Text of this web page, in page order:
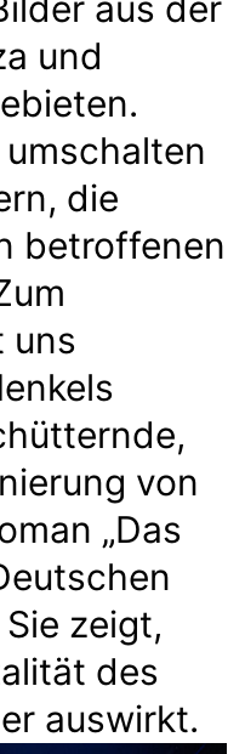
und
die
betroffenen
uns
von
„Das
zeigt,
des
auswirkt.